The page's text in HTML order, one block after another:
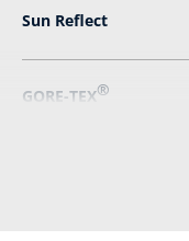
Sun Reflect
GORE-TEX®